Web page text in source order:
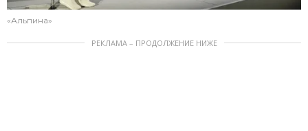
«Альпина»
РЕКЛАМА – ПРОДОЛЖЕНИЕ НИЖЕ